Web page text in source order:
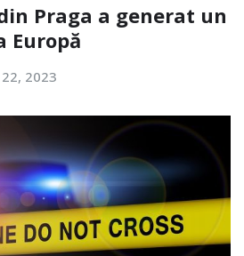
Praga a generat un
Europă
2023